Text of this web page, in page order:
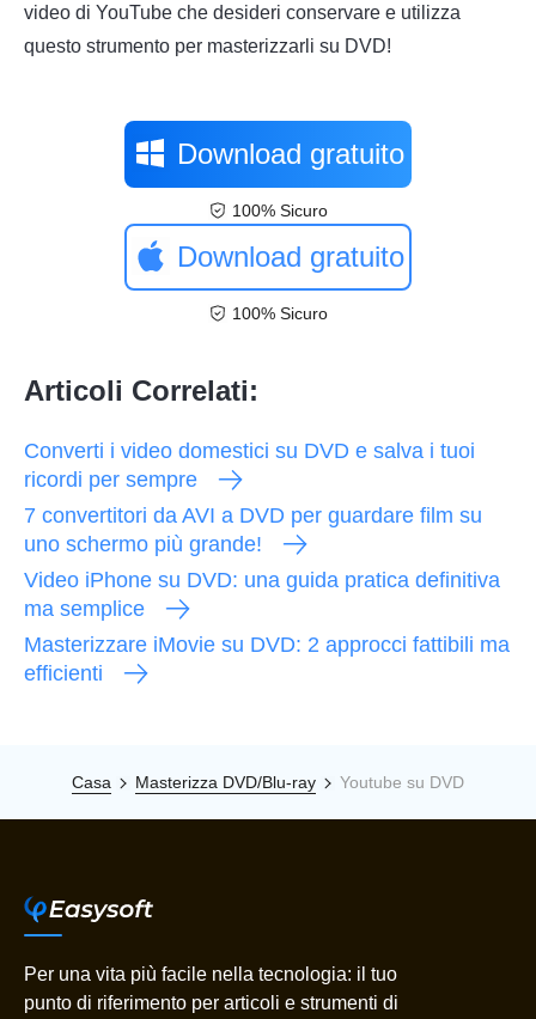
video di YouTube che desideri conservare e utilizza
questo strumento per masterizzarli su DVD!
Download gratuito
100% Sicuro
Download gratuito
100% Sicuro
Articoli Correlati:
Converti i video domestici su DVD e salva i tuoi
ricordi per sempre
7 convertitori da AVI a DVD per guardare film su
uno schermo più grande!
Video iPhone su DVD: una guida pratica definitiva
ma semplice
Masterizzare iMovie su DVD: 2 approcci fattibili ma
efficienti
Casa Masterizza DVD/Blu-ray Youtube su DVD
Per una vita più facile nella tecnologia: il tuo
punto di riferimento per articoli e strumenti di